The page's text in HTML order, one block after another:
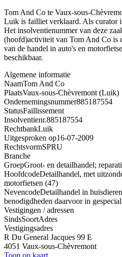
Tom And Co te Vaux-sous-
Luik is failliet verklaard. Als curator
Het insolventienummer van deze
(hoofd)activiteit van Tom And Co is
van de handel in auto's en
beschikbaar.
Algemene informatie
NaamTom And Co
PlaatsVaux-sous-Chèvremont (Luik)
Ondernemingsnummer885187554
StatusFaillissement
Insolventienr.885187554
RechtbankLuik
Uitgesproken op16-07-2009
RechtsvormSPRU
Branche
GroepGroot- en detailhandel;
HoofdcodeDetailhandel, met
motorfietsen (47)
NevencodeDetailhandel in
benodigdheden daarvoor in
Vestigingen / adressen
SindsSoortAdres
Vestigingsadres
R Du General Jacques 99 E
4051 Vaux-sous-Chèvremont
Toon op kaart